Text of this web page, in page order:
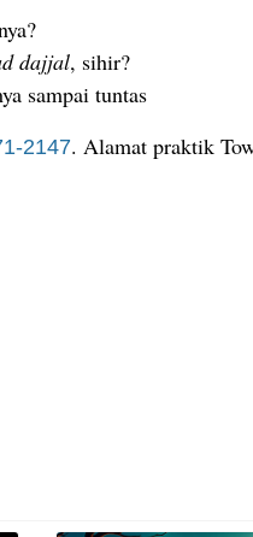
dajjal, sihir?
sampai tuntas
2147. Alamat praktik
Pelanggan Hilang, Omzet